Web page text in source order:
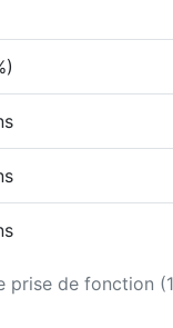
de fonction